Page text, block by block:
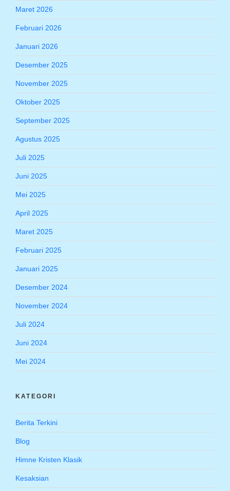
Maret 2026
Februari 2026
Januari 2026
Desember 2025
November 2025
Oktober 2025
September 2025
Agustus 2025
Juli 2025
Juni 2025
Mei 2025
April 2025
Maret 2025
Februari 2025
Januari 2025
Desember 2024
November 2024
Juli 2024
Juni 2024
Mei 2024
KATEGORI
Berita Terkini
Blog
Himne Kristen Klasik
Kesaksian